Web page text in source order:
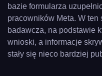
bazie formularza
pracowników Meta. W ten
badawcza, na podstawie
wnioski, a informacje
stały się nieco bardziej